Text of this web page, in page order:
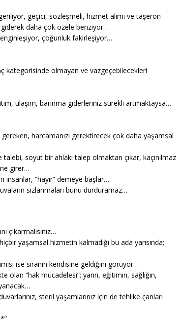
geçici, sözleşmeli, hizmet alımı ve taşeron
daha çok özele benziyor…
çoğunluk fakirleşiyor…
kategorisinde olmayan ve vazgeçebilecekleri
ulaşım, barınma giderleriniz sürekli artmaktaysa…
harcamanızı gerektirecek çok daha yaşamsal
soyut bir ahlaki talep olmaktan çıkar, kaçınılmaz
girer…
insanlar, “hayır” demeye başlar…
sızlanmaları bunu durduramaz…
çıkarmalısınız…
yaşamsal hizmetin kalmadığı bu ada yarısında;
ise sıranın kendisine geldiğini görüyor…
“hak mücadelesi”; yarın, eğitimin, sağlığın,
steril yaşamlarınız için de tehlike çanları